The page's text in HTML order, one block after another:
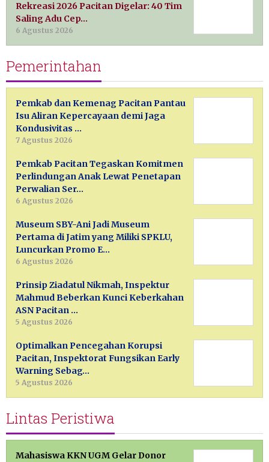
Rekreasi 2026 Pacitan Digelar: 40 Tim
Saling Adu Cep…
6 Agustus 2026
Pemerintahan
Pemkab dan Kemenag Pacitan Pantau
Isu Aliran Kepercayaan demi Jaga
Kondusivitas …
7 Agustus 2026
Pemkab Pacitan Tegaskan Komitmen
Perlindungan Anak Lewat Penetapan
Perwalian Ser…
6 Agustus 2026
Museum SBY-Ani Jadi Museum
Pertama di Jatim yang Miliki SPKLU,
Luncurkan Promo E…
6 Agustus 2026
Prinsip Ziadatul Nikmah, Inspektur
Mahmud Beberkan Kunci Keberkahan
ASN Pacitan …
5 Agustus 2026
Optimalkan Pencegahan Korupsi
Pacitan, Inspektorat Fungsikan Early
Warning Sebag…
5 Agustus 2026
Lintas Peristiwa
Mahasiswa KKN UGM Gelar Donor